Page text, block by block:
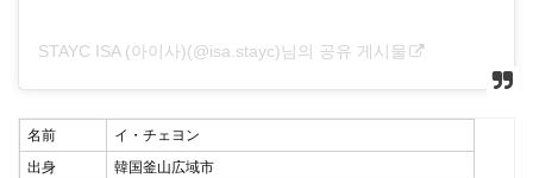
STAYC ISA (아이사)(@isa.stayc)님의 공유 게시물
名前
イ・チェヨン
出身
韓国釜山広域市